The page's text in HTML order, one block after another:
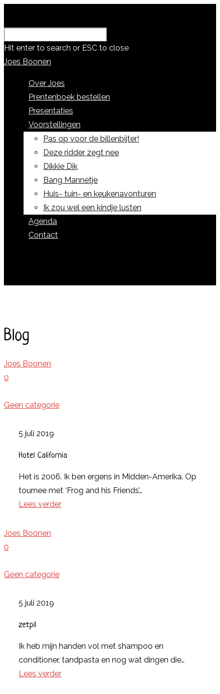
Hit enter to search or ESC to close
Joes Boonen
Over Joes
Prentenboek bestellen
Presentaties
Voorstellingen
Pas op voor de billenbijter!
Deze ridder zegt nee
Dikkie Dik
Bang Mannetje
Huis- tuin- en keukenavonturen
Ik zou wel een kindje lusten
Agenda
Contact
Blog
Joes Boonen
0
Geen categorie
5 juli 2019
Hotel California
Het is 2006. Ik ben ergens in Midden-Amerika. Op
tournee met ‘Frog and his Friends’…
Lees verder
Joes Boonen
0
Geen categorie
5 juli 2019
zetpil
Ik heb mijn handen vol met shampoo en
conditioner, tandpasta en nog wat dingen die…
Lees verder